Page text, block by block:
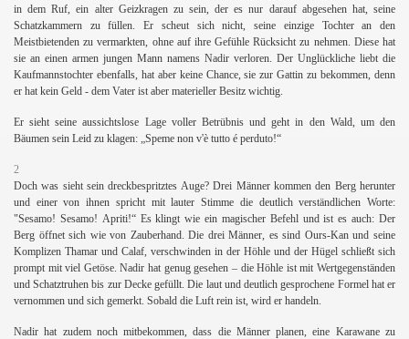
in dem Ruf, ein alter Geizkragen zu sein, der es nur darauf abgesehen hat, seine
Schatzkammern zu füllen. Er scheut sich nicht, seine einzige Tochter an den
Meistbietenden zu vermarkten, ohne auf ihre Gefühle Rücksicht zu nehmen. Diese hat
sie an einen armen jungen Mann namens Nadir verloren. Der Unglückliche liebt die
Kaufmannstochter ebenfalls, hat aber keine Chance, sie zur Gattin zu bekommen, denn
er hat kein Geld - dem Vater ist aber materieller Besitz wichtig.
Er sieht seine aussichtslose Lage voller Betrübnis und geht in den Wald, um den
Bäumen sein Leid zu klagen: „Speme non v'è tutto é perduto!“
2
Doch was sieht sein dreckbespritztes Auge? Drei Männer kommen den Berg herunter
und einer von ihnen spricht mit lauter Stimme die deutlich verständlichen Worte:
"Sesamo! Sesamo! Apriti!“ Es klingt wie ein magischer Befehl und ist es auch: Der
Berg öffnet sich wie von Zauberhand. Die drei Männer, es sind Ours-Kan und seine
Komplizen Thamar und Calaf, verschwinden in der Höhle und der Hügel schließt sich
prompt mit viel Getöse. Nadir hat genug gesehen – die Höhle ist mit Wertgegenständen
und Schatztruhen bis zur Decke gefüllt. Die laut und deutlich gesprochene Formel hat er
vernommen und sich gemerkt. Sobald die Luft rein ist, wird er handeln.
Nadir hat zudem noch mitbekommen, dass die Männer planen, eine Karawane zu